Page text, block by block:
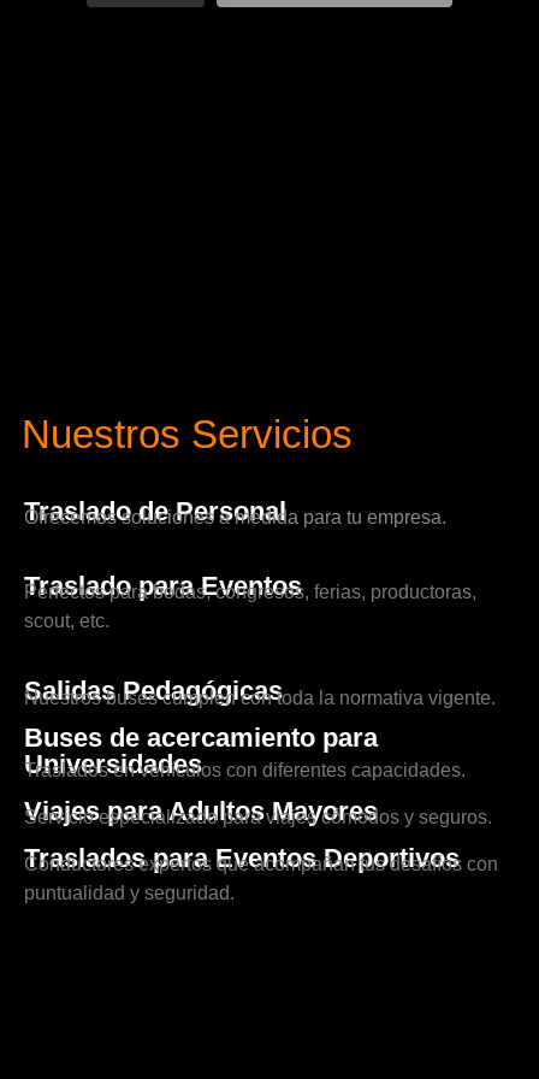
Nuestros Servicios
Traslado de Personal
Ofrecemos soluciones a medida para tu empresa.
Traslado para Eventos
Perfectos para bodas, congresos, ferias, productoras,
scout, etc.
Salidas Pedagógicas
Nuestros buses cumplen con toda la normativa vigente.
Buses de acercamiento para
Universidades
Traslados en vehículos con diferentes capacidades.
Viajes para Adultos Mayores
Servicio especializado para viajes cómodos y seguros.
Traslados para Eventos Deportivos
Conductores expertos que acompañan tus desafíos con
puntualidad y seguridad.